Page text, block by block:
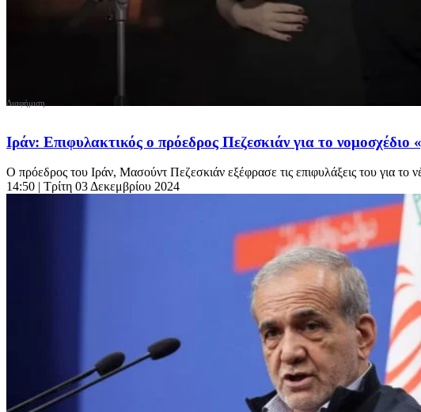
Ιράν: Επιφυλακτικός ο πρόεδρος Πεζεσκιάν για το νομοσχέδιο
Ο πρόεδρος του Ιράν, Μασούντ Πεζεσκιάν εξέφρασε τις επιφυλάξεις του για το
14:50 | Τρίτη 03 Δεκεμβρίου 2024